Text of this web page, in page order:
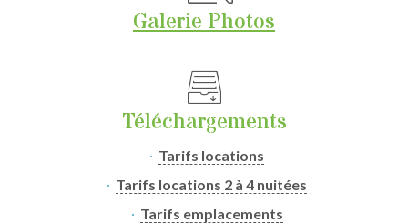
Galerie Photos
Téléchargements
Tarifs locations
Tarifs locations 2 à 4 nuitées
Tarifs emplacements